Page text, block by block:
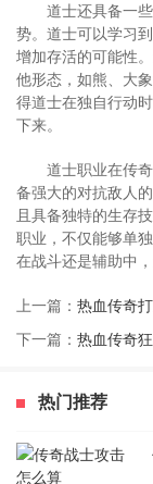
道士还具备一
势。道士可以学习
增加存活的可能性
他形态，如熊、大
得道士在独自行动
下来。
道士职业在传
备强大的对抗敌人
且具备独特的生存
职业，不仅能够单
在战斗还是辅助中
上一篇： 热血传奇
下一篇： 热血传奇
热门推荐